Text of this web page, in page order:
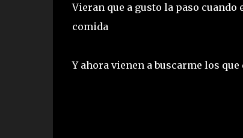
Vieran que a gusto la paso
comida
Y ahora vienen a buscarme los